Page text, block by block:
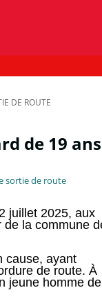
DE ROUTE
de 19 ans
juillet 2025, aux
de la commune
cause, ayant
de route. À
jeune homme de